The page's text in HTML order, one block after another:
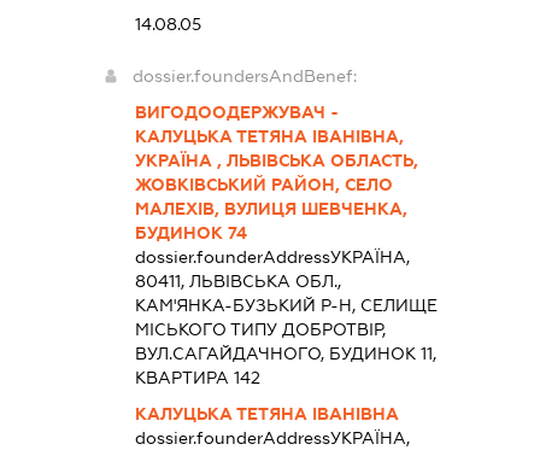
14.08.05
dossier.foundersAndBenef:
ВИГОДООДЕРЖУВАЧ -
КАЛУЦЬКА ТЕТЯНА ІВАНІВНА,
УКРАЇНА , ЛЬВІВСЬКА ОБЛАСТЬ,
ЖОВКІВСЬКИЙ РАЙОН, СЕЛО
МАЛЕХІВ, ВУЛИЦЯ ШЕВЧЕНКА,
БУДИНОК 74
dossier.founderAddressУКРАЇНА,
80411, ЛЬВІВСЬКА ОБЛ.,
КАМ'ЯНКА-БУЗЬКИЙ Р-Н, СЕЛИЩЕ
МІСЬКОГО ТИПУ ДОБРОТВІР,
ВУЛ.САГАЙДАЧНОГО, БУДИНОК 11,
КВАРТИРА 142
КАЛУЦЬКА ТЕТЯНА ІВАНІВНА
dossier.founderAddressУКРАЇНА,